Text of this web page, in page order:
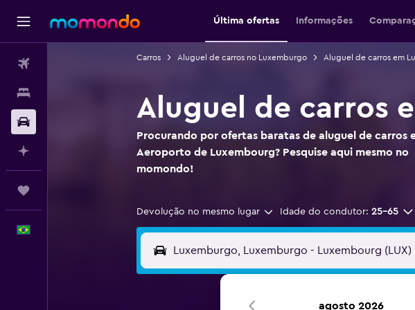
Última ofertas Informações
Carros Aluguel de carros no Luxemburgo Aluguel de carros em
Aluguel de carros
Procurando por ofertas baratas de aluguel de carros
Aeroporto de Luxembourg? Pesquise aqui mesmo no
momondo!
Devolução no mesmo lugar Idade do condutor: 25-65
agosto 2026